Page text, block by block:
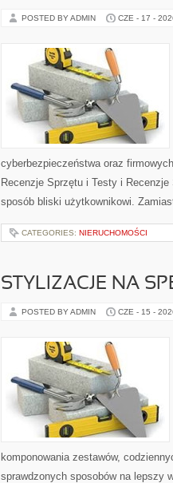
POSTED BY ADMIN CZE - 17 -
cyberbezpieczeństwa oraz
Recenzje Sprzętu i Testy i
sposób bliski użytkownikowi.
CATEGORIES: NIERUCHOMOŚCI
STYLIZACJE NA
POSTED BY ADMIN CZE - 15 -
komponowania zestawów,
sprawdzonych sposobów na lepszy